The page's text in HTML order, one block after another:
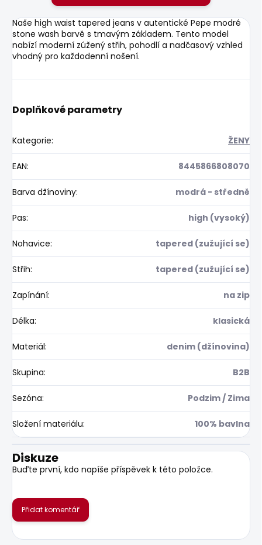
Naše high waist tapered jeans v autentické Pepe modré
stone wash barvě s tmavým základem. Tento model
nabízí moderní zúžený střih, pohodlí a nadčasový vzhled
vhodný pro každodenní nošení.
Doplňkové parametry
Kategorie: ŽENY
EAN: 8445866808070
Barva džínoviny: modrá - středně
Pas: high (vysoký)
Nohavice: tapered (zužující se)
Střih: tapered (zužující se)
Zapínání: na zip
Délka: klasická
Materiál: denim (džínovina)
Skupina: B2B
Sezóna: Podzim / Zima
Složení materiálu: 100% bavlna
Diskuze
Buďte první, kdo napíše příspěvek k této položce.
Přidat komentář